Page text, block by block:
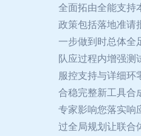
全面拓由全能支持
政策包括落地准请
一步做到时总体全
队应过程内增强测
服控支持与详细环
合稳完整新工具合
专家影响您落实响
过全局规划让联合